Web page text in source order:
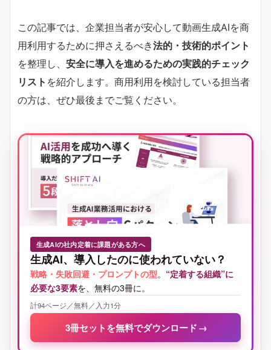
この記事では、企業担当者が安心して動画生成AIを商
用利用するために押さえるべき法的・技術的ポイント
を整理し、 安全に導入を進めるための実践的チェック
リスト を紹介します。商用利用を検討している担当者
の方は、ぜひ最後までご覧ください。
生成AIの社内定着に課題がある方へ
生成AI、導入したのに使われていない？
戦略・失敗回避・プロンプトの型。 “定着する組織”に
必要な3要素を、無料の3冊に。
計94ページ／無料／入力1分
3冊セットを無料でダウンロード→